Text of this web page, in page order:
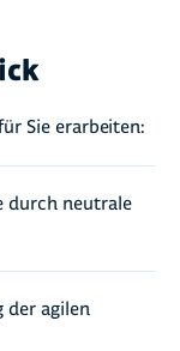
Sie erarbeiten:
durch neutrale
der agilen